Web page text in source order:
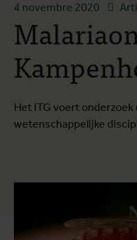
4 novembre 2020
Het ITG voert
wetenschappelijke